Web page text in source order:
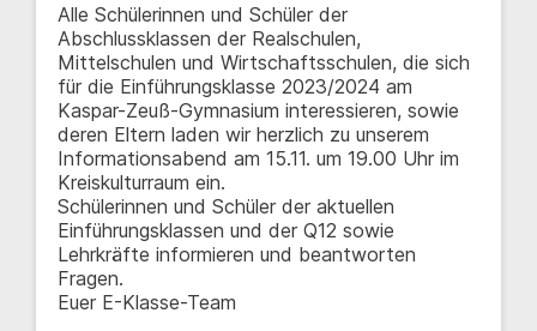
Alle Schülerinnen und Schüler der
Abschlussklassen der Realschulen,
Mittelschulen und Wirtschaftsschulen, die sich
für die Einführungsklasse 2023/2024 am
Kaspar-Zeuß-Gymnasium interessieren, sowie
deren Eltern laden wir herzlich zu unserem
Informationsabend am 15.11. um 19.00 Uhr im
Kreiskulturraum ein.
Schülerinnen und Schüler der aktuellen
Einführungsklassen und der Q12 sowie
Lehrkräfte informieren und beantworten
Fragen.
Euer E-Klasse-Team